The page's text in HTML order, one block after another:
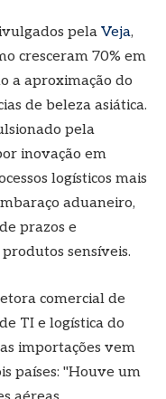
pela Veja,
cresceram 70% em
a aproximação do
de beleza asiática.
pela
inovação em
logísticos mais
aduaneiro,
prazos e
sensíveis.
comercial de
TI e logística do
importações vem
países: "Houve um